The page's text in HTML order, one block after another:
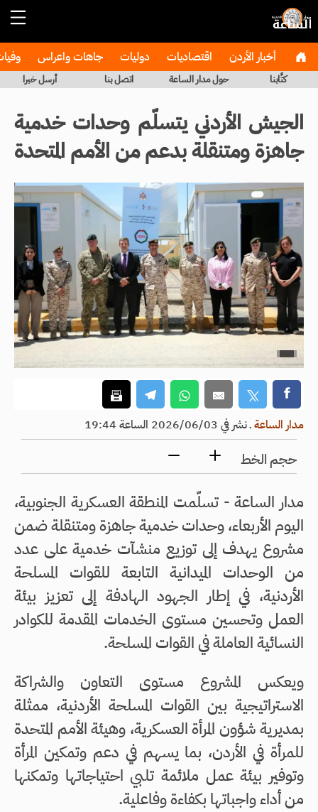
أخبار الأردن اقتصاديات دوليات جاهات واعراس
كتَّابنا حول مدار الساعة اتصل بنا أرسل خبرا
الجيش الأردني يتسلّم وحدات خدمية
جاهزة ومتنقلة بدعم من الأمم المتحدة
مدار الساعةـنشر في 2026/06/03 الساعة 19:44
حجم الخط
مدار الساعة - تسلّمت المنطقة العسكرية الجنوبية،
اليوم الأربعاء، وحدات خدمية جاهزة ومتنقلة ضمن
مشروع يهدف إلى توزيع منشآت خدمية على عدد
من الوحدات الميدانية التابعة للقوات المسلحة
الأردنية، في إطار الجهود الهادفة إلى تعزيز بيئة
العمل وتحسين مستوى الخدمات المقدمة للكوادر
النسائية العاملة في القوات المسلحة.
ويعكس المشروع مستوى التعاون والشراكة
الاستراتيجية بين القوات المسلحة الأردنية، ممثلة
بمديرية شؤون المرأة العسكرية، وهيئة الأمم المتحدة
للمرأة في الأردن، بما يسهم في دعم وتمكين المرأة
وتوفير بيئة عمل ملائمة تلبي احتياجاتها وتمكنها
من أداء واجباتها بكفاءة وفاعلية.